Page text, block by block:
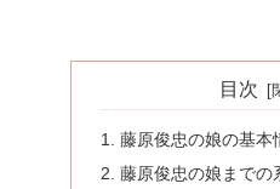
目次
藤原俊忠の娘の基本
藤原俊忠の娘までの